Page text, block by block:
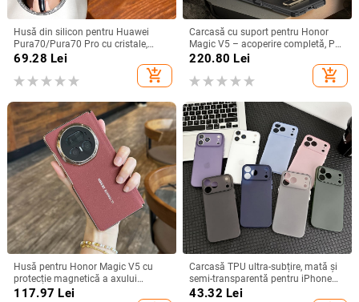
Husă din silicon pentru Huawei
Pura70/Pura70 Pro cu cristale,
transparentă, estetică, suport
încorporat și disipare a căldurii
69.28 Lei
add_shopping_cart
Carcasă cu suport pentru Honor
Magic V5 – acoperire completă, PC
mat, anti-cădere, anti-amprente
220.80 Lei
add_shopping_cart
Husă pentru Honor Magic V5 cu
protecție magnetică a axului
central, acoperire completă a
117.97 Lei
Carcasă TPU ultra-subțire, mată și
semi-transparentă pentru iPhone
11/12/14/15/16/17 Pro Max,
43.32 Lei